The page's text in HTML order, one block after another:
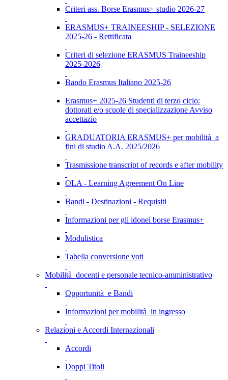
Criteri ass. Borse Erasmus+ studio 2026-27
ERASMUS+ TRAINEESHIP - SELEZIONE
2025-26 - Rettificata
Criteri di selezione ERASMUS Traineeship
2025-2026
Bando Erasmus Italiano 2025-26
Erasmus+ 2025-26 Studenti di terzo ciclo:
dottorati e/o scuole di specializzazione Avviso
accettazio
GRADUATORIA ERASMUS+ per mobilità a
fini di studio A.A. 2025/2026
Trasmissione transcript of records e after mobility
OLA - Learning Agreement On Line
Bandi - Destinazioni - Requisiti
Informazioni per gli idonei borse Erasmus+
Modulistica
Tabella conversione voti
Mobilità docenti e personale tecnico-amministrativo
Opportunità e Bandi
Informazioni per mobilità in ingresso
Relazioni e Accordi Internazionali
Accordi
Doppi Titoli